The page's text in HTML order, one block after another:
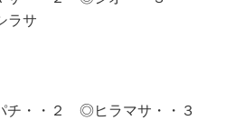
ラサ
・・２ ◎ヒラマサ・・３